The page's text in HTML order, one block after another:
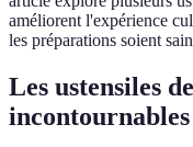
améliorent l'expérience
les préparations soient
Les ustensiles
incontournables